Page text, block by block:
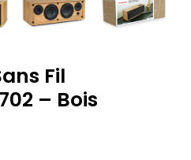
Fil
– Bois